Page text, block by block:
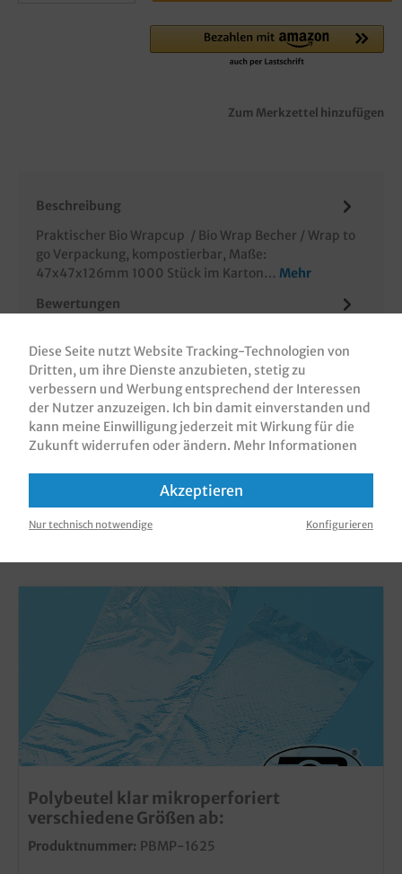
Zum Merkzettel hinzufügen
Beschreibung
Praktischer Bio Wrapcup / Bio Wrap Becher / Wrap to
go Verpackung, kompostierbar, Maße:
47x47x126mm 1000 Stück im Karton… Mehr
Bewertungen
KUNDEN, DIE DIESES PRODUKT GEKAUFT
HABEN, HABEN AUCH DIESE PRODUKTE
Polybeutel klar mikroperforiert
verschiedene Größen ab:
Produktnummer: PBMP-1625
Diese Seite nutzt Website Tracking-Technologien von
Dritten, um ihre Dienste anzubieten, stetig zu
verbessern und Werbung entsprechend der Interessen
der Nutzer anzuzeigen. Ich bin damit einverstanden und
kann meine Einwilligung jederzeit mit Wirkung für die
Zukunft widerrufen oder ändern. Mehr Informationen
Akzeptieren
Nur technisch notwendige Konfigurieren